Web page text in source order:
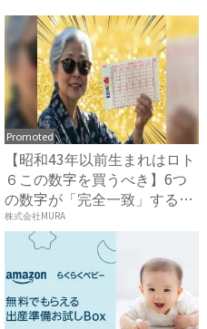
Promoted
【昭和43年以前生まれはロト
６この数字を買うべき】6つ
の数字が「完全一致」する
方...
株式会社MURA